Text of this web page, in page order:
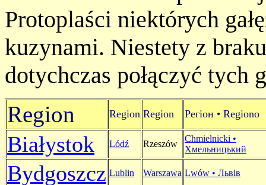
Protoplaści niektórych
kuzynami. Niestety z
dotychczas połączyć tych
Region Region Region Регiон • Regiono
Białystok Lódź Rzeszów
Chmielnicki •
Хмельницький
Bydgoszcz Lublin Warszawa Lwów • Львів